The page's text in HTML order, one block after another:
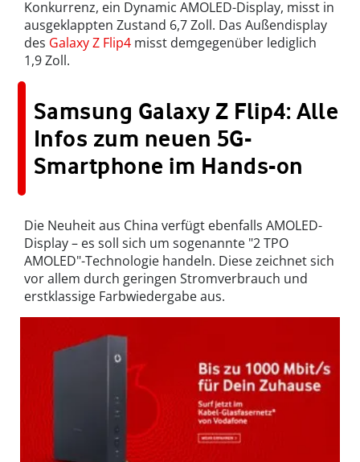
Konkurrenz, ein Dynamic AMOLED-Display, misst in
ausgeklappten Zustand 6,7 Zoll. Das Außendisplay
des Galaxy Z Flip4 misst demgegenüber lediglich
1,9 Zoll.
Samsung Galaxy Z Flip4: Alle
Infos zum neuen 5G-
Smartphone im Hands-on
Die Neuheit aus China verfügt ebenfalls AMOLED-
Display – es soll sich um sogenannte "2 TPO
AMOLED"-Technologie handeln. Diese zeichnet sich
vor allem durch geringen Stromverbrauch und
erstklassige Farbwiedergabe aus.